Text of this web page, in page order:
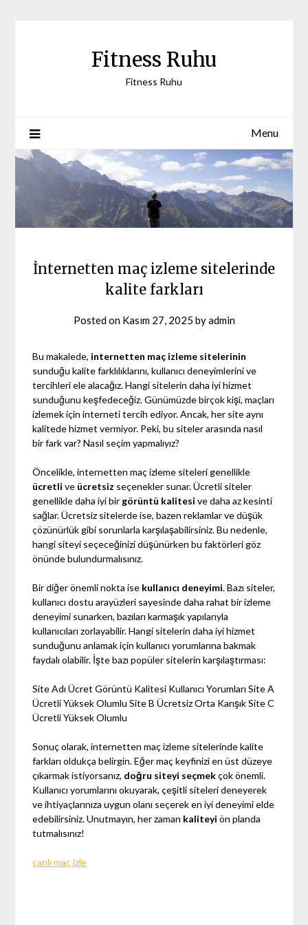
Fitness Ruhu
Fitness Ruhu
Menu
İnternetten maç izleme sitelerinde
kalite farkları
Posted on Kasım 27, 2025 byadmin
Bu makalede, internetten maç izleme sitelerinin
sunduğu kalite farklılıklarını, kullanıcı deneyimlerini ve
tercihleri ele alacağız. Hangi sitelerin daha iyi hizmet
sunduğunu keşfedeceğiz. Günümüzde birçok kişi, maçları
izlemek için interneti tercih ediyor. Ancak, her site aynı
kalitede hizmet vermiyor. Peki, bu siteler arasında nasıl
bir fark var? Nasıl seçim yapmalıyız?
Öncelikle, internetten maç izleme siteleri genellikle
ücretli ve ücretsiz seçenekler sunar. Ücretli siteler
genellikle daha iyi bir görüntü kalitesi ve daha az kesinti
sağlar. Ücretsiz sitelerde ise, bazen reklamlar ve düşük
çözünürlük gibi sorunlarla karşılaşabilirsiniz. Bu nedenle,
hangi siteyi seçeceğinizi düşünürken bu faktörleri göz
önünde bulundurmalısınız.
Bir diğer önemli nokta ise kullanıcı deneyimi. Bazı siteler,
kullanıcı dostu arayüzleri sayesinde daha rahat bir izleme
deneyimi sunarken, bazıları karmaşık yapılarıyla
kullanıcıları zorlayabilir. Hangi sitelerin daha iyi hizmet
sunduğunu anlamak için kullanıcı yorumlarına bakmak
faydalı olabilir. İşte bazı popüler sitelerin karşılaştırması:
Site Adı Ücret Görüntü Kalitesi Kullanıcı Yorumları Site A
Ücretli Yüksek Olumlu Site B Ücretsiz Orta Karışık Site C
Ücretli Yüksek Olumlu
Sonuç olarak, internetten maç izleme sitelerinde kalite
farkları oldukça belirgin. Eğer maç keyfinizi en üst düzeye
çıkarmak istiyorsanız, doğru siteyi seçmekçok önemli.
Kullanıcı yorumlarını okuyarak, çeşitli siteleri deneyerek
ve ihtiyaçlarınıza uygun olanı seçerek en iyi deneyimi elde
edebilirsiniz. Unutmayın, her zaman kaliteyi ön planda
tutmalısınız!
canlı maç izle